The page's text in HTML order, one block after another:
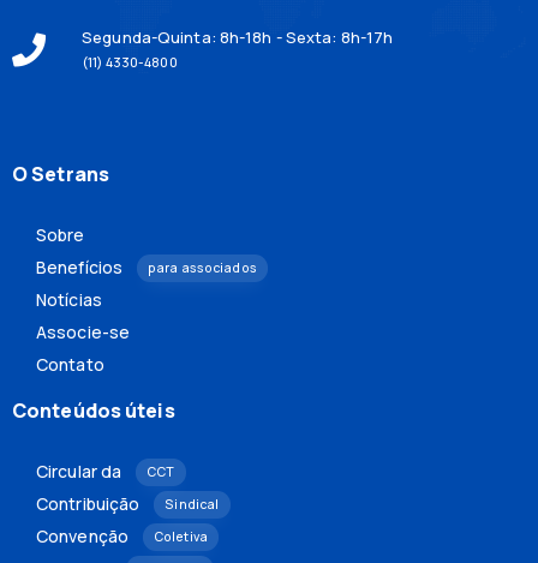
Segunda-Quinta: 8h-18h - Sexta: 8h-17h
(11) 4330-4800
O Setrans
Sobre
Benefícios
para associados
Notícias
Associe-se
Contato
Conteúdos úteis
Circular da CCT
Contribuição Sindical
Convenção Coletiva